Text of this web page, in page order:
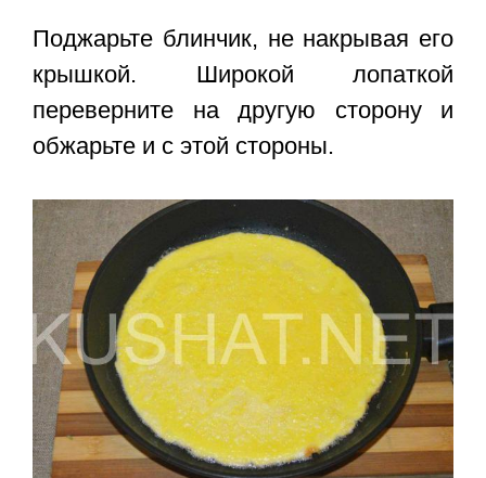
Поджарьте блинчик, не накрывая его
крышкой. Широкой лопаткой
переверните на другую сторону и
обжарьте и с этой стороны.